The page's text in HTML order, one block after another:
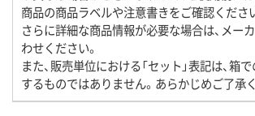
商品の商品ラベルや注意書きをご確認くださ
さらに詳細な商品情報が必要な場合は、メー
わせください。
また、販売単位における「セット」表記は、箱
するものではありません。あらかじめご了承